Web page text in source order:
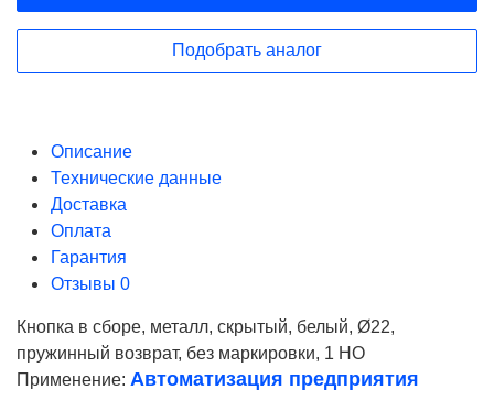
Подобрать аналог
Описание
Технические данные
Доставка
Оплата
Гарантия
Отзывы 0
Кнопка в сборе, металл, скрытый, белый, Ø22,
пружинный возврат, без маркировки, 1 НО
Применение: Автоматизация предприятия
Ваше имя